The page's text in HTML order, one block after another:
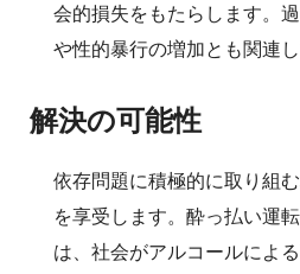
会的損失をもたらします。
や性的暴行の増加とも関連し
解決の可能性
依存問題に積極的に取り組
を享受します。酔っ払い運
は、社会がアルコールによ